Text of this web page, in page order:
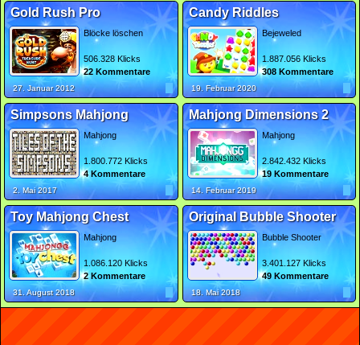
Gold Rush Pro
Blöcke löschen
506.328 Klicks
22 Kommentare
27. Januar 2012
Candy Riddles
Bejeweled
1.887.056 Klicks
308 Kommentare
19. Februar 2020
Simpsons Mahjong
Mahjong
1.800.772 Klicks
4 Kommentare
2. Mai 2017
Mahjong Dimensions 2
Mahjong
2.842.432 Klicks
19 Kommentare
14. Februar 2019
Toy Mahjong Chest
Mahjong
1.086.120 Klicks
2 Kommentare
31. August 2018
Original Bubble Shooter
Bubble Shooter
3.401.127 Klicks
49 Kommentare
18. Mai 2018